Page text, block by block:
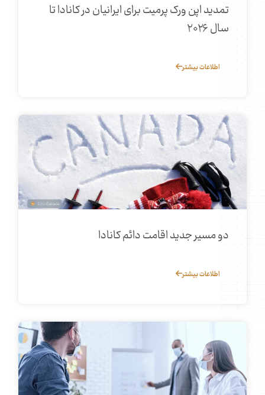
تمدید اپن ورک پرمیت برای ایرانیان در کانادا تا
سال ۲۰۲۶
اطلاعات بیشتر
دو مسیر جدید اقامت دائم کانادا
اطلاعات بیشتر